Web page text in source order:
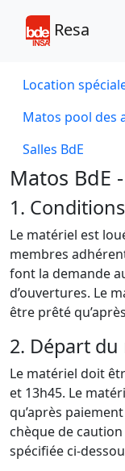
Resa
Location
Matos pool des
Salles BdE
Matos BdE
1.
Le matériel est
membres
font la demande
d’ouvertures. Le
être prêté
2. Départ
Le matériel doit
et 13h45. Le
qu’après
chèque de
spécifiée ci-